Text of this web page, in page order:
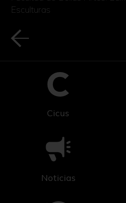
Esculturas
Cicus
Noticias